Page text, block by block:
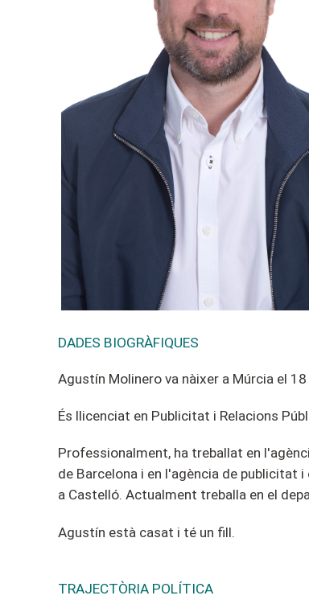
DADES BIOGRÀFIQUES
Agustín Molinero va nàixer a Múrcia el 18
És llicenciat en Publicitat i Relacions
Professionalment, ha treballat en
de Barcelona i en l'agència de publicitat
a Castelló. Actualment treballa en el
Agustín està casat i té un fill.
TRAJECTÒRIA POLÍTICA